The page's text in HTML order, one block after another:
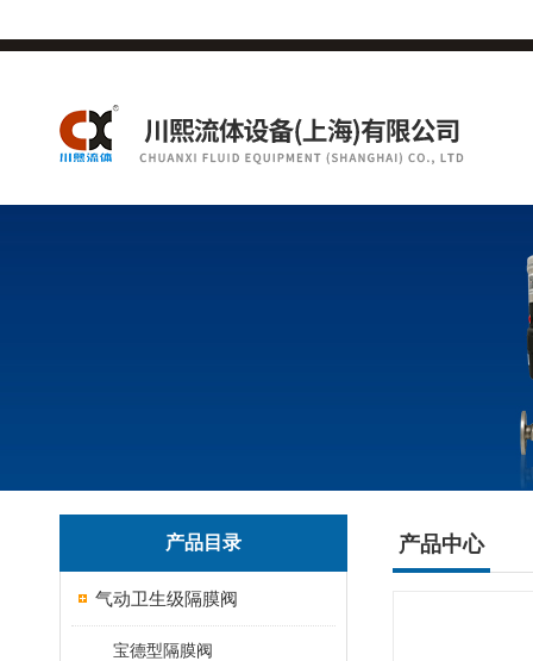
产品目录
气动卫生级隔膜阀
宝德型隔膜阀
产品中心